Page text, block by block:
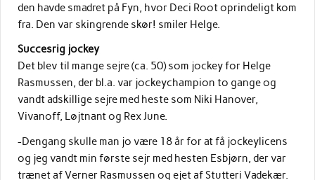
den havde smadret på Fyn, hvor Deci Root oprindeligt kom
fra. Den var skingrende skør! smiler Helge.
Succesrig jockey
Det blev til mange sejre (ca. 50) som jockey for Helge
Rasmussen, der bl.a. var jockeychampion to gange og
vandt adskillige sejre med heste som Niki Hanover,
Vivanoff, Løjtnant og Rex June.
-Dengang skulle man jo være 18 år for at få jockeylicens
og jeg vandt min første sejr med hesten Esbjørn, der var
trænet af Verner Rasmussen og ejet af Stutteri Vadekær.